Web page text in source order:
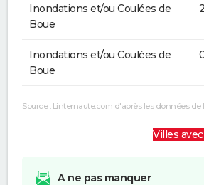
Inondations et/ou Coulées de
Boue
Inondations et/ou Coulées de
Boue
Source : Linternaute.com d'après les données de
Villes
A ne pas manquer